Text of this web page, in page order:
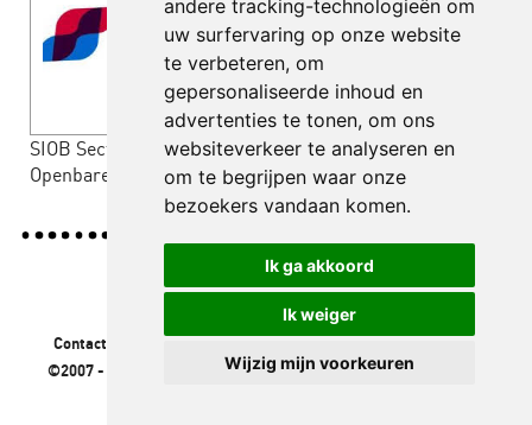
andere tracking-technologieën om
uw surfervaring op onze website
te verbeteren, om
gepersonaliseerde inhoud en
advertenties te tonen, om ons
websiteverkeer te analyseren en
om te begrijpen waar onze
bezoekers vandaan komen.
Ik ga akkoord
Ik weiger
Wijzig mijn voorkeuren
SIOB Sectorinstituut
Openbare Bibliotheken
Ministerie van Algemene
Zaken
Contact: 06 - 43 26 74 30 / 06 - 22 67 46 05 /info@thebigmo.nl
©2007 - 2026
. Thebigmo.nl. Alle rechten voorbehouden. Website